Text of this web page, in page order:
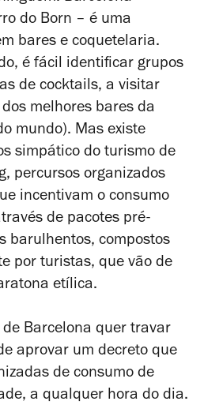
do Born – é uma
bares e coquetelaria.
é fácil identificar grupos
de cocktails, a visitar
melhores bares da
mundo). Mas existe
simpático do turismo de
, percursos organizados
incentivam o consumo
de pacotes pré-
barulhentos, compostos
por turistas, que vão de
etílica.
Barcelona quer travar
aprovar um decreto que
de consumo de
a qualquer hora do dia.